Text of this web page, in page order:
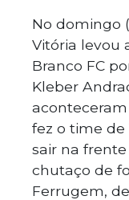
No domingo
Vitória levou
Branco FC
Kleber
fez o time de
sair na
chutaço de
Ferrugem,